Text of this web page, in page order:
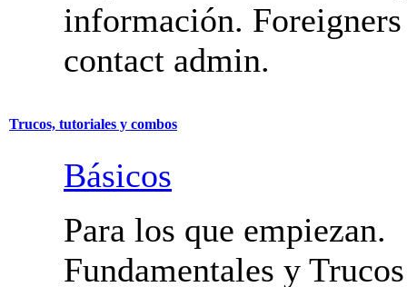
Importante consultar el
información. Foreigners
Trucos, tutoriales y combos
Básicos
Para los que empiezan.